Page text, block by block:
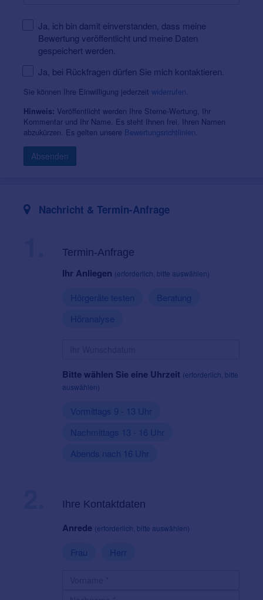
Ja, ich bin damit einverstanden, dass meine
Bewertung veröffentlicht und meine Daten
gespeichert werden.
Ja, bei Rückfragen dürfen Sie mich kontaktieren.
Sie können Ihre Einwilligung jederzeit widerrufen.
Hinweis: Veröffentlicht werden Ihre Sterne-Wertung, Ihr
Kommentar und Ihr Name. Es steht Ihnen frei, Ihren Namen
abzukürzen. Es gelten unsere Bewertungsrichtlinien.
Absenden
Nachricht & Termin-Anfrage
Termin-Anfrage
Ihr Anliegen (erforderlich, bitte auswählen)
Hörgeräte testen
Beratung
Höranalyse
Bitte wählen Sie eine Uhrzeit (erforderlich, bitte
auswählen)
Vormittags 9 - 13 Uhr
Nachmittags 13 - 16 Uhr
Abends nach 16 Uhr
Ihre Kontaktdaten
Anrede (erforderlich, bitte auswählen)
Frau Herr